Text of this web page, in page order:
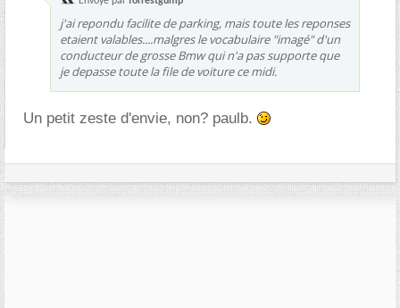
j'ai repondu facilite de parking, mais toute les reponses
etaient valables....malgres le vocabulaire "imagé" d'un
conducteur de grosse Bmw qui n'a pas supporte que
je depasse toute la file de voiture ce midi.
Un petit zeste d'envie, non? paulb.